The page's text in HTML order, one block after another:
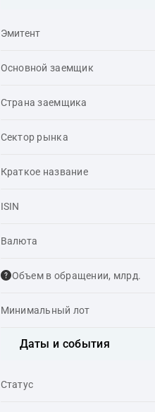
Эмитент
Основной заемщик
Страна заемщика
Сектор рынка
Краткое название
ISIN
Валюта
Объем в обращении, млрд.
Минимальный лот
Даты и события
Статус